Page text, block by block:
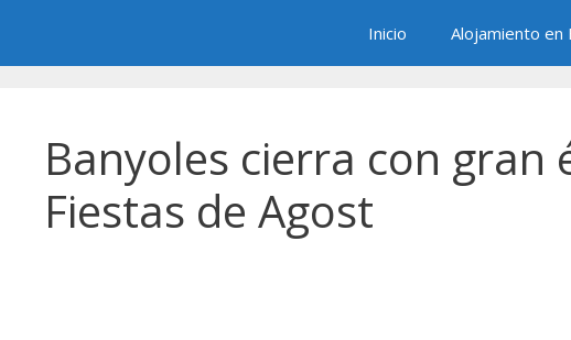
contenido
Inicio Alojamiento en
Banyoles cierra con gran
Fiestas de Agost